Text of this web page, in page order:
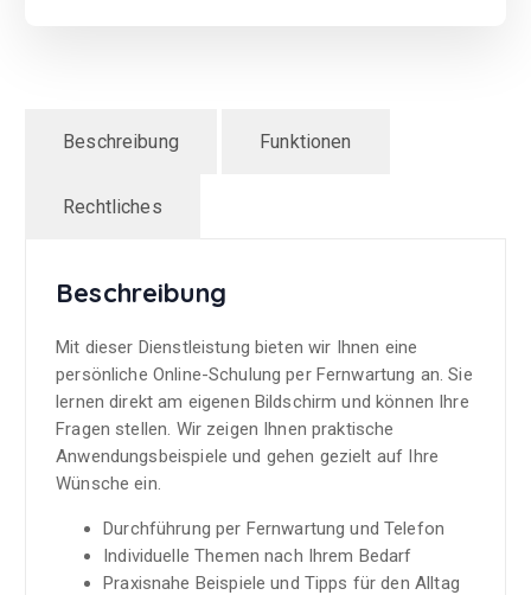
Beschreibung Funktionen
Rechtliches
Beschreibung
Mit dieser Dienstleistung bieten wir Ihnen eine
persönliche Online-Schulung per Fernwartung an. Sie
lernen direkt am eigenen Bildschirm und können Ihre
Fragen stellen. Wir zeigen Ihnen praktische
Anwendungsbeispiele und gehen gezielt auf Ihre
Wünsche ein.
Durchführung per Fernwartung und Telefon
Individuelle Themen nach Ihrem Bedarf
Praxisnahe Beispiele und Tipps für den Alltag